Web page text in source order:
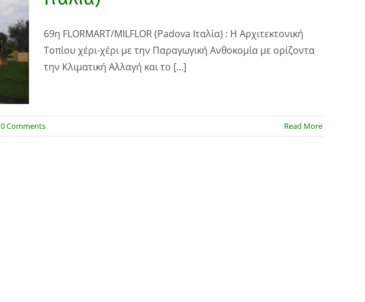
69η FLORMART/MILFLOR (Padova Ιταλία) : Η Αρχιτεκτονική
Τοπίου χέρι-χέρι με την Παραγωγική Ανθοκομία με ορίζοντα
την Κλιματική Αλλαγή και το [...]
0 Comments Read More